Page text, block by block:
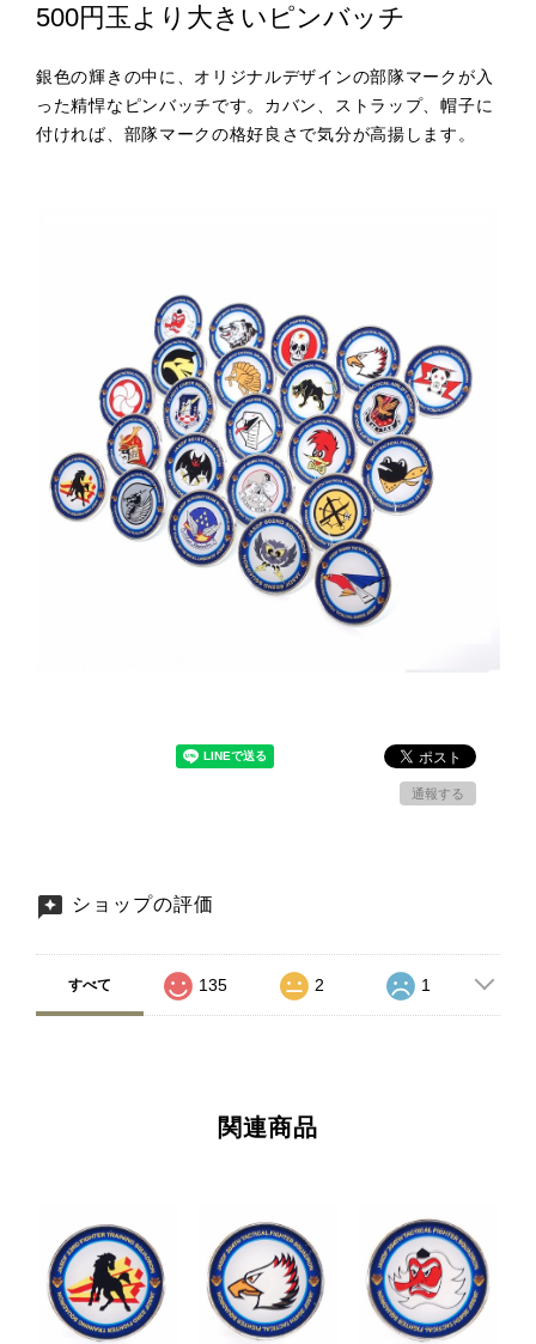
500円玉より大きいピンバッチ
銀色の輝きの中に、オリジナルデザインの部隊マークが入
った精悍なピンバッチです。カバン、ストラップ、帽子に
付ければ、部隊マークの格好良さで気分が高揚します。
通報する
ショップの評価
すべて 135 2 1
関連商品